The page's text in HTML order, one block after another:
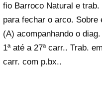
fio Barroco Natural e
para fechar o arco.
(A) acompanhando o
1ª até a 27ª carr.. Trab.
carr. com p.bx..